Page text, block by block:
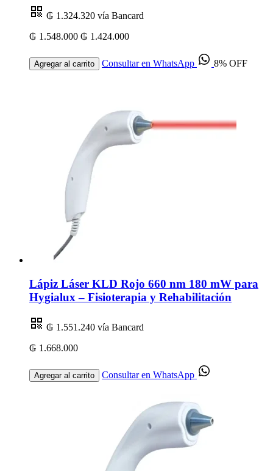
₲ 1.324.320 vía Bancard
₲ 1.548.000 ₲ 1.424.000
Agregar al carrito Consultar en WhatsApp 8% OFF
Lápiz Láser KLD Rojo 660 nm 180 mW para
Hygialux – Fisioterapia y Rehabilitación
₲ 1.551.240 vía Bancard
₲ 1.668.000
Agregar al carrito Consultar en WhatsApp